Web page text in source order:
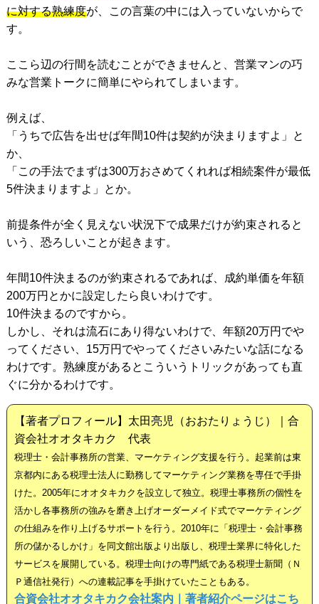
に対する熟練度が、この言葉の中には入っていないからで
す。
ここら辺の行間を読むことができませんと、営業マンの巧
みな営業トークに簡単にやられてしまいます。
例えば、
「うちで広告を出せば年間10件は契約が決まりますよ」と
か、
「この手法でまずは300万おさめてくれれば相続案件が最低
5件決まりますよ」とか。
前提条件が全く見えない状況下で成果だけが約束されると
いう、恐ろしいことが起きます。
年間10件決まるのが約束されるであれば、成約単価を年額
200万円とかに設定したら良いわけです。
10件決まるのですから。
しかし、それは流石にあり得ないわけで、年額20万円でや
ってください、15万円でやってくださいみたいな話になる
わけです。熟練度があるとこういうトリックがあっても直
ぐに分かるわけです。
【著者プロフィール】太田亮児（おおたりょうじ）｜合
資会社オオタキカク 代表
税理士・会計事務所の営業、マーケティング支援を行う。起業前は東
京都内にある税理士法人に勤務してマーケティング業務を専任で手掛
けた。2005年にオオタキカクを設立して独立。税理士事務所の個性を
活かし各事務所の強みを磨き上げオーダーメイド式でマーケティング
の仕組みを作り上げるサポートを行う。2010年に「税理士・会計事務
所の儲かるしかけ」を同文館出版より出版し、税理士業界に特化した
サービスを展開している。税理士向けの専門紙である税理士新聞（Ｎ
Ｐ通信社発行）への連載記事を手掛けていたこともある。
合資会社オオタキカク会社案内｜著者紹介ページはこち